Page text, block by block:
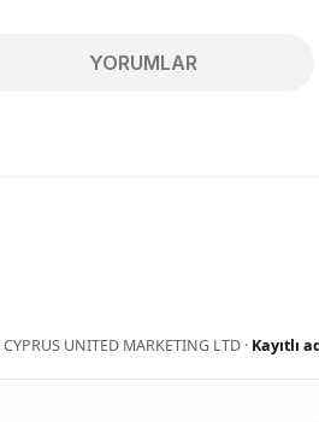
YORUMLAR
CYPRUS UNITED MARKETING LTD · Kayıtlı